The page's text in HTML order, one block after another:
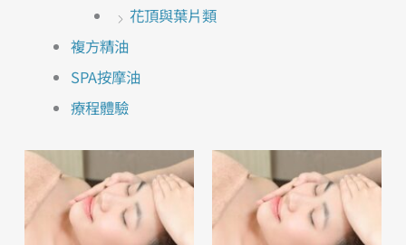
花頂與葉片類
複方精油
SPA按摩油
療程體驗